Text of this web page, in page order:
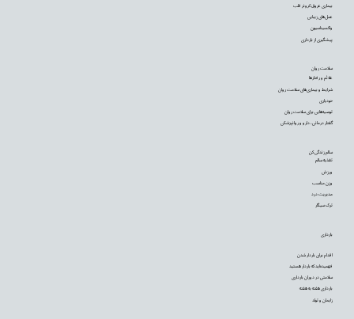
بارداری
اقدام برای باردار شدن
فهمیده‌اید که باردار هستید
سلامتی در دوران بارداری
بارداری هفته به هفته
زایمان و تولد
سالم زندگی کن
تغذیه سالم
ورزش
وزن مناسب
مدیریت درد
ترک سیگار
سلامت روان
علائم و رفتارها
شرایط و بیماری‌های سلامت روان
خودیاری
توصیه‌‌هایی برای سلامت روان
گفتار درمانی، دارو و روانپزشکی
بیماری عروق کرونر قلب
عمل‌های زیبایی
واکسیناسیون
پیشگیری از بارداری